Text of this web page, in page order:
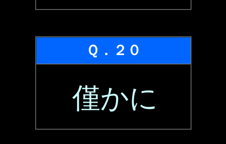
Ｑ．２０
僅かに